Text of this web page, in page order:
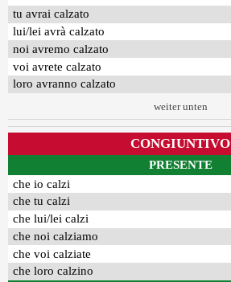
tu avrai calzato
lui/lei avrà calzato
noi avremo calzato
voi avrete calzato
loro avranno calzato
weiter unten
CONGIUNTIVO
PRESENTE
che io calzi
che tu calzi
che lui/lei calzi
che noi calziamo
che voi calziate
che loro calzino